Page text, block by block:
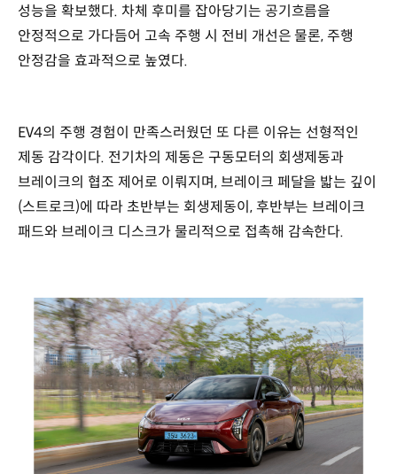
성능을 확보했다. 차체 후미를 잡아당기는 공기흐름을
안정적으로 가다듬어 고속 주행 시 전비 개선은 물론, 주행
안정감을 효과적으로 높였다.
EV4의 주행 경험이 만족스러웠던 또 다른 이유는 선형적인
제동 감각이다. 전기차의 제동은 구동모터의 회생제동과
브레이크의 협조 제어로 이뤄지며, 브레이크 페달을 밟는 깊이
(스트로크)에 따라 초반부는 회생제동이, 후반부는 브레이크
패드와 브레이크 디스크가 물리적으로 접촉해 감속한다.